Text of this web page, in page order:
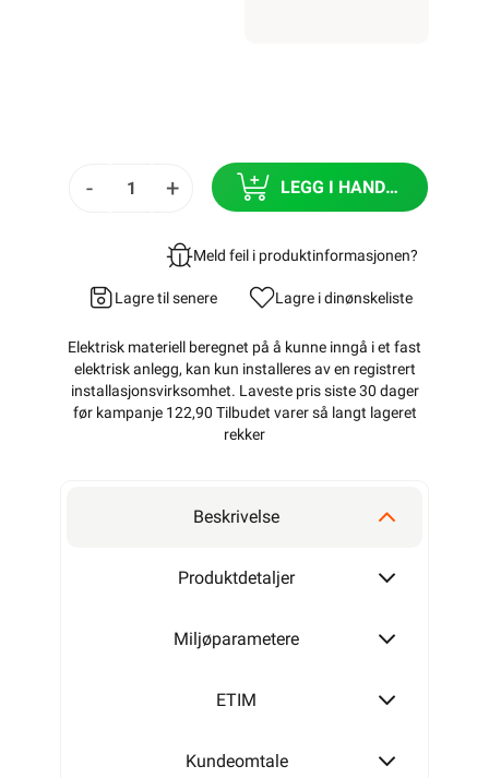
- + LEGG I HANDLEKURV
Meld feil i produktinformasjonen?
Lagre til senere Lagre i dinønskeliste
Elektrisk materiell beregnet på å kunne inngå i et fast
elektrisk anlegg, kan kun installeres av en registrert
installasjonsvirksomhet. Laveste pris siste 30 dager
før kampanje 122,90 Tilbudet varer så langt lageret
rekker
Beskrivelse
Produktdetaljer
Miljøparametere
ETIM
Kundeomtale